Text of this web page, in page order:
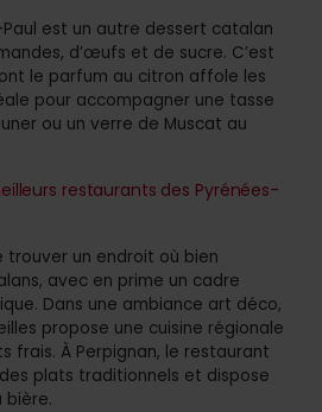
est un autre dessert catalan
d’œufs et de sucre. C’est
le parfum au citron affole les
pour accompagner une tasse
ou un verre de Muscat au
restaurants des Pyrénées-
trouver un endroit où bien
avec en prime un cadre
Dans une ambiance art déco,
propose une cuisine régionale
frais. À Perpignan, le restaurant
des plats traditionnels et dispose
bière.